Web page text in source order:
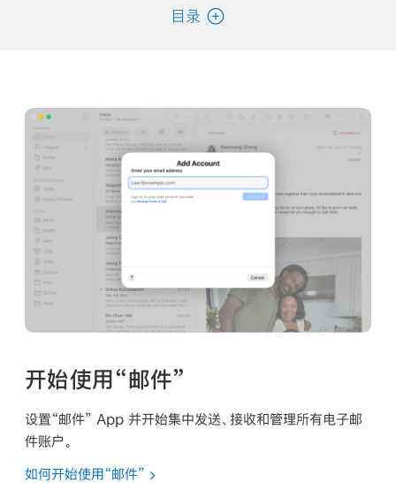
目录
开始使用“邮件”
设置“邮件” App 并开始集中发送、接收和管理所有电子邮
件账户。
如何开始使用“邮件”